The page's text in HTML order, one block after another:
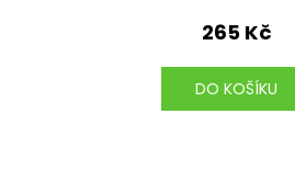
265 Kč
DO KOŠÍKU